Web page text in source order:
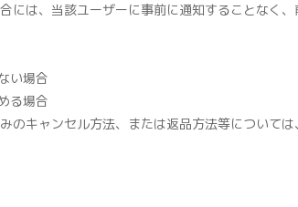
には、当該ユーザーに事前に通知することなく
い場合
る場合
のキャンセル方法、または返品方法等について